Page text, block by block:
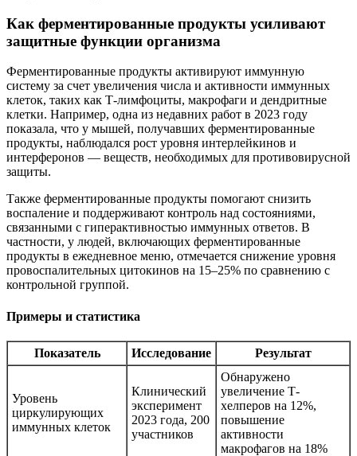
Как ферментированные продукты усиливают
защитные функции организма
Ферментированные продукты активируют иммунную
систему за счет увеличения числа и активности иммунных
клеток, таких как Т-лимфоциты, макрофаги и дендритные
клетки. Например, одна из недавних работ в 2023 году
показала, что у мышей, получавших ферментированные
продукты, наблюдался рост уровня интерлейкинов и
интерферонов — веществ, необходимых для противовирусной
защиты.
Также ферментированные продукты помогают снизить
воспаление и поддерживают контроль над состояниями,
связанными с гиперактивностью иммунных ответов. В
частности, у людей, включающих ферментированные
продукты в ежедневное меню, отмечается снижение уровня
провоспалительных цитокинов на 15–25% по сравнению с
контрольной группой.
Примеры и статистика
Показатель Исследование Результат
Уровень
циркулирующих
иммунных клеток
Клинический
эксперимент
2023 года, 200
участников
Обнаружено
увеличение Т-
хелперов на 12%,
повышение
активности
макрофагов на 18%